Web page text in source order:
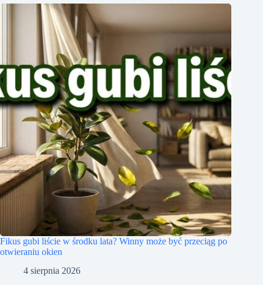
Fikus gubi liście w środku lata? Winny może być przeciąg po
otwieraniu okien
4 sierpnia 2026